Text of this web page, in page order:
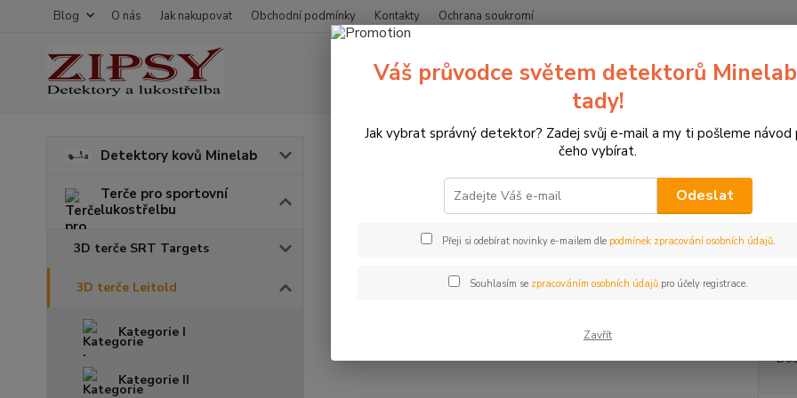
Blog O nás Jak nakupovat Obchodní podmínky Kontakty Ochrana soukromí
Hledat
Detektory kovů Minelab
Terče pro sportovní
lukostřelbu
3D terče SRT Targets
3D terče Leitold
Kategorie I
Kategorie II
Terče pro sportovní lukostřelbu 3D terče Leitold 3D terč pavián, terč
3D terč pavián, terč Leitold
3D
Váš průvodce světem detektorů
tady!
Jak vybrat správný detektor? Zadej svůj e-mail a my ti pošleme návod
čeho vybírat.
Odeslat
Přeji si odebírat novinky e-mailem dle podmínek zpracování osobních údajů.
Souhlasím se zpracováním osobních údajůpro účely registrace.
Zavřít